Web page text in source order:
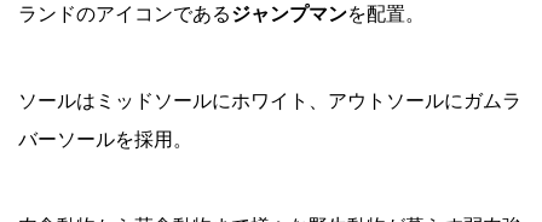
ランドのアイコンであるジャンプマンを配置。
ソールはミッドソールにホワイト、アウトソールにガムラ
バーソールを採用。